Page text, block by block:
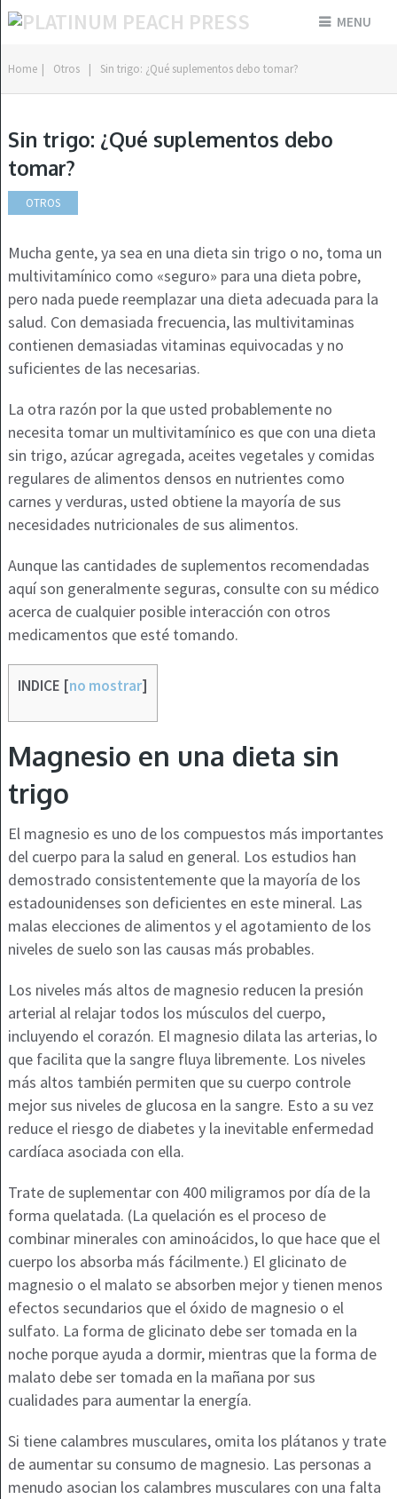
MENU
Home | Otros | Sin trigo: ¿Qué suplementos debo tomar?
Sin trigo: ¿Qué suplementos debo
tomar?
OTROS
Mucha gente, ya sea en una dieta sin trigo o no, toma un
multivitamínico como «seguro» para una dieta pobre,
pero nada puede reemplazar una dieta adecuada para la
salud. Con demasiada frecuencia, las multivitaminas
contienen demasiadas vitaminas equivocadas y no
suficientes de las necesarias.
La otra razón por la que usted probablemente no
necesita tomar un multivitamínico es que con una dieta
sin trigo, azúcar agregada, aceites vegetales y comidas
regulares de alimentos densos en nutrientes como
carnes y verduras, usted obtiene la mayoría de sus
necesidades nutricionales de sus alimentos.
Aunque las cantidades de suplementos recomendadas
aquí son generalmente seguras, consulte con su médico
acerca de cualquier posible interacción con otros
medicamentos que esté tomando.
INDICE [no mostrar]
Magnesio en una dieta sin
trigo
El magnesio es uno de los compuestos más importantes
del cuerpo para la salud en general. Los estudios han
demostrado consistentemente que la mayoría de los
estadounidenses son deficientes en este mineral. Las
malas elecciones de alimentos y el agotamiento de los
niveles de suelo son las causas más probables.
Los niveles más altos de magnesio reducen la presión
arterial al relajar todos los músculos del cuerpo,
incluyendo el corazón. El magnesio dilata las arterias, lo
que facilita que la sangre fluya libremente. Los niveles
más altos también permiten que su cuerpo controle
mejor sus niveles de glucosa en la sangre. Esto a su vez
reduce el riesgo de diabetes y la inevitable enfermedad
cardíaca asociada con ella.
Trate de suplementar con 400 miligramos por día de la
forma quelatada. (La quelación es el proceso de
combinar minerales con aminoácidos, lo que hace que el
cuerpo los absorba más fácilmente.) El glicinato de
magnesio o el malato se absorben mejor y tienen menos
efectos secundarios que el óxido de magnesio o el
sulfato. La forma de glicinato debe ser tomada en la
noche porque ayuda a dormir, mientras que la forma de
malato debe ser tomada en la mañana por sus
cualidades para aumentar la energía.
Si tiene calambres musculares, omita los plátanos y trate
de aumentar su consumo de magnesio. Las personas a
menudo asocian los calambres musculares con una falta